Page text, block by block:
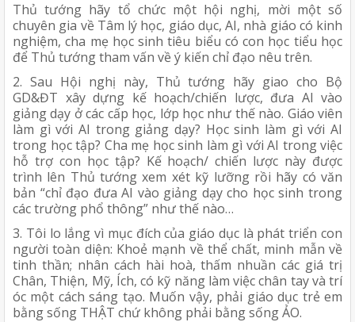
Thủ tướng hãy tổ chức một hội nghị, mời một số
chuyên gia về Tâm lý học, giáo dục, AI, nhà giáo có kinh
nghiệm, cha mẹ học sinh tiêu biểu có con học tiểu học
để Thủ tướng tham vấn về ý kiến chỉ đạo nêu trên.
2. Sau Hội nghị này, Thủ tướng hãy giao cho Bộ
GD&ĐT xây dựng kế hoạch/chiến lược, đưa AI vào
giảng dạy ở các cấp học, lớp học như thế nào. Giáo viên
làm gì với AI trong giảng dạy? Học sinh làm gì với AI
trong học tập? Cha mẹ học sinh làm gì với AI trong việc
hỗ trợ con học tập? Kế hoạch/ chiến lược này được
trình lên Thủ tướng xem xét kỹ lưỡng rồi hãy có văn
bản “chỉ đạo đưa AI vào giảng dạy cho học sinh trong
các trường phổ thông” như thế nào…
3. Tôi lo lắng vì mục đích của giáo dục là phát triển con
người toàn diện: Khoẻ mạnh về thể chất, minh mẫn về
tinh thần; nhân cách hài hoà, thấm nhuần các giá trị
Chân, Thiện, Mỹ, Ích, có kỹ năng làm việc chân tay và trí
óc một cách sáng tạo. Muốn vậy, phải giáo dục trẻ em
bằng sống THẬT chứ không phải bằng sống ẢO.